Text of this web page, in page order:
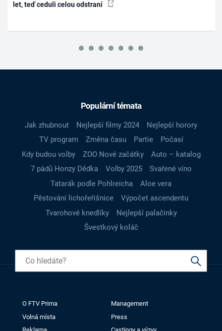
let, teď ceduli celou odstraní
Populární témata
Jak zhubnout Nejlepší filmy 2024
Nejlepší horory
TV program
Změna času Partie
Počasí
Kdy budou volby
ZOO Nové začátky
Auto – katalog
7 pádů Honzy Dědka
Volby 2025
Svařené víno
Tatarák podle Pohlreicha
Aloe vera
Pěstování lichořeřišnice
Výpočet ascendentu
Tvarohové knedlíky
Nejlepší palačinky
Švestkový koláč
O FTV Prima
Management
Volná místa
Press